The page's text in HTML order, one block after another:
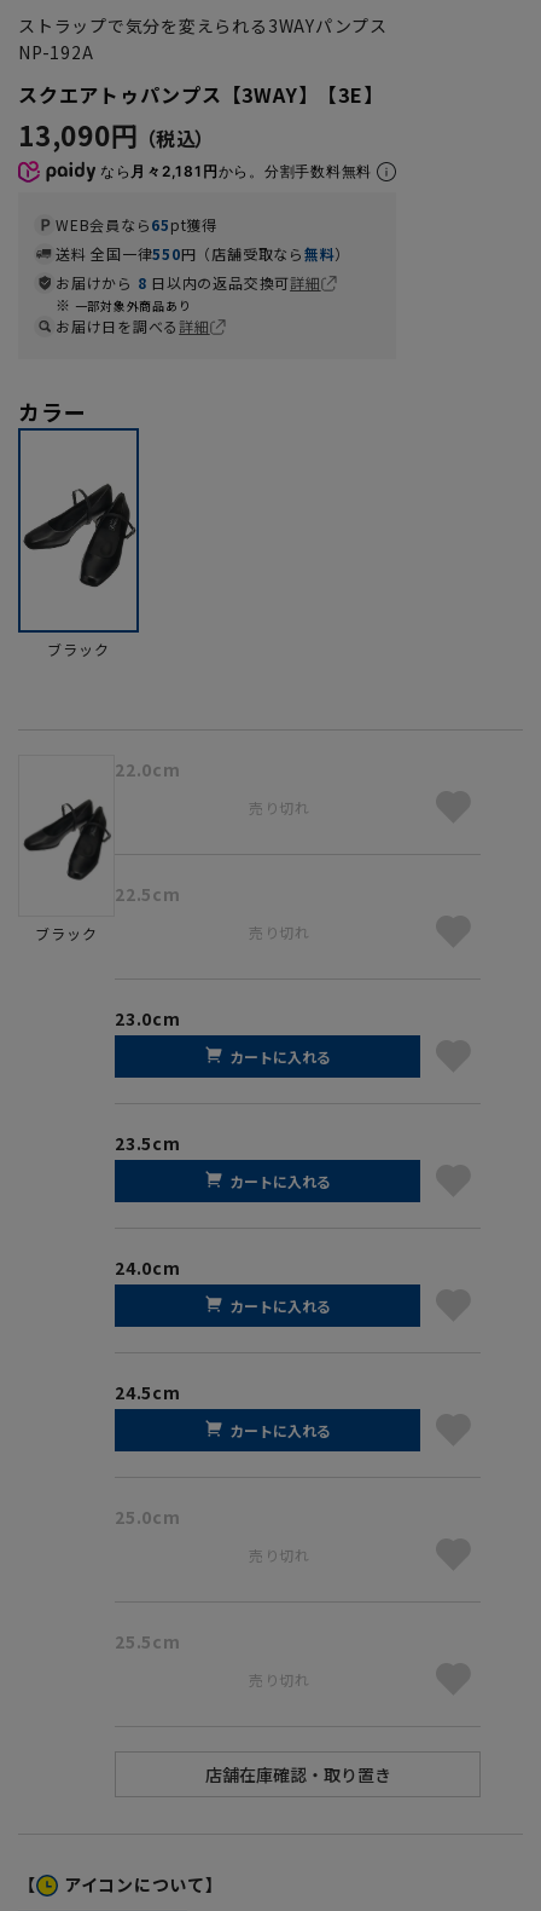
ストラップで気分を変えられる3WAYパンプス
NP-192A
スクエアトゥパンプス【3WAY】【3E】
13,090円
なら 月々2,181円から。分割手数料無料
WEB会員なら65pt獲得
送料 全国一律550円（店舗受取なら無料）
お届けから 8 日以内の返品交換可詳細
一部対象外商品あり
お届け日を調べる詳細
カラー
ブラック
ブラック
22.0cm
売り切れ
22.5cm
売り切れ
23.0cm
カートに入れる
23.5cm
カートに入れる
24.0cm
カートに入れる
24.5cm
カートに入れる
25.0cm
売り切れ
25.5cm
売り切れ
【 アイコンについて】